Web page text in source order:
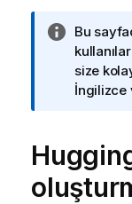
Bu
size
İngilizce